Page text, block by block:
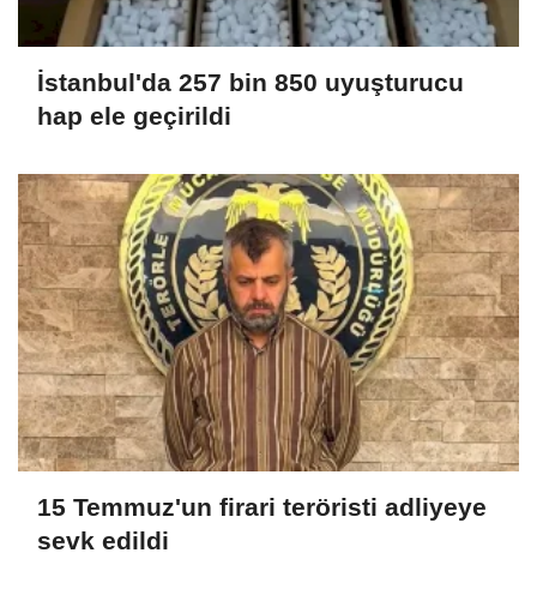
İstanbul'da 257 bin 850 uyuşturucu
hap ele geçirildi
15 Temmuz'un firari teröristi adliyeye
sevk edildi